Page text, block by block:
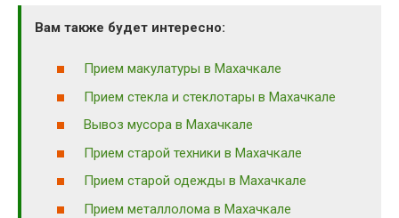
Вам также будет интересно:
Прием макулатуры в Махачкале
Прием стекла и стеклотары в Махачкале
Вывоз мусора в Махачкале
Прием старой техники в Махачкале
Прием старой одежды в Махачкале
Прием металлолома в Махачкале